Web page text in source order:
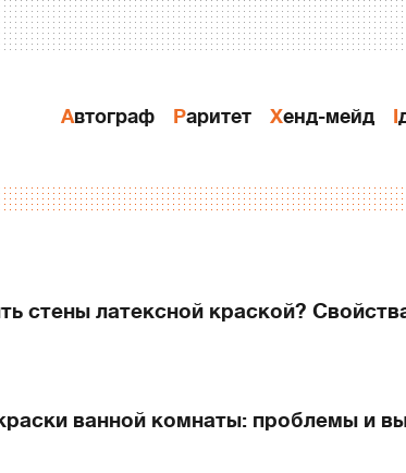
Автограф Раритет Хенд-мейд
стены латексной краской?
ванной комнаты: проблемы и